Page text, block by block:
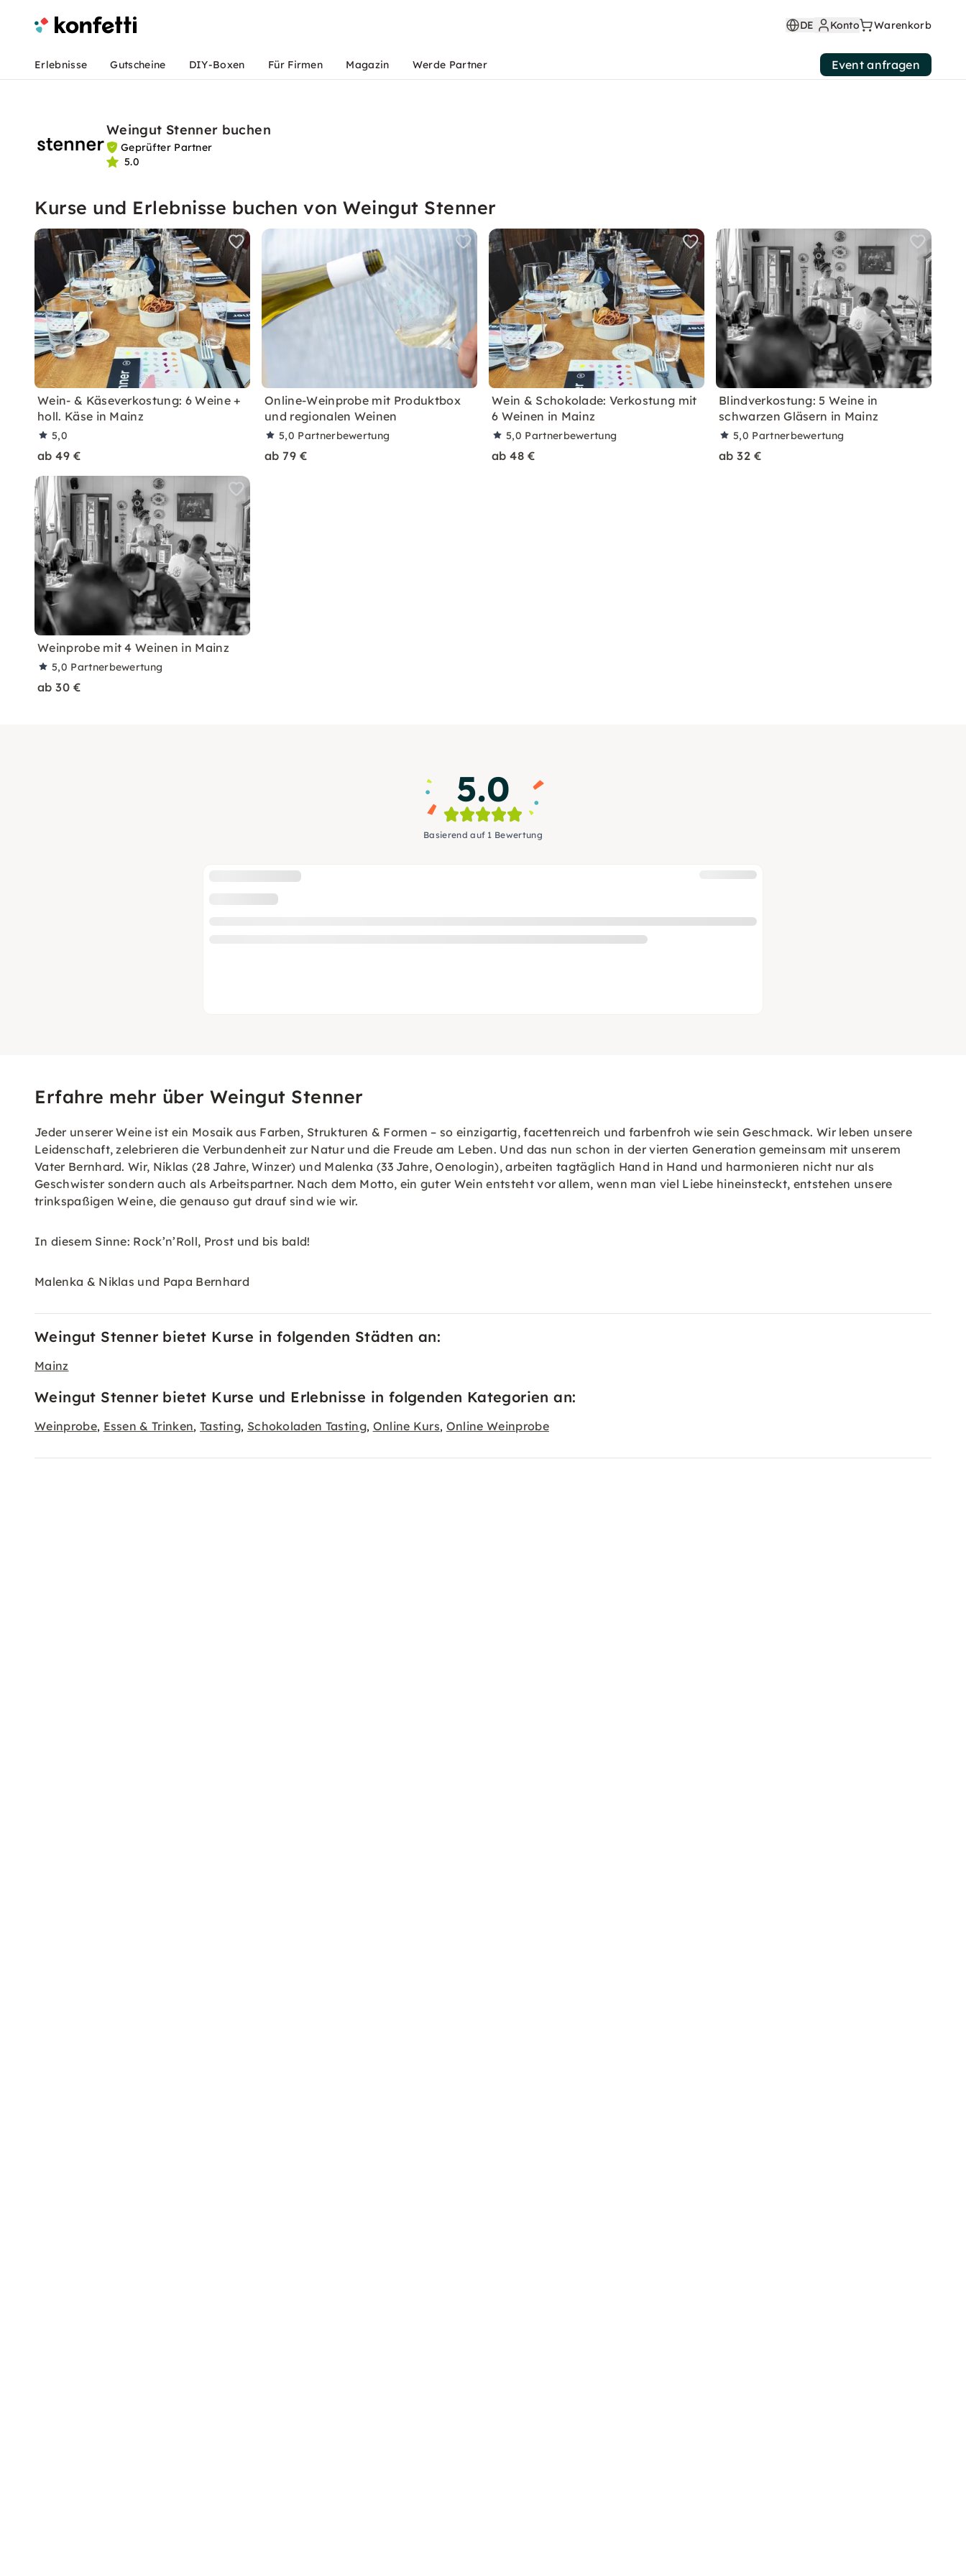
DE Konto Warenkorb
Erlebnisse Gutscheine DIY-Boxen Für Firmen Magazin Werde Partner Event anfragen
Weingut Stenner buchen
Geprüfter Partner
5.0
Kurse und Erlebnisse buchen von Weingut Stenner
Wein- & Käseverkostung: 6 Weine +
holl. Käse in Mainz
5,0
ab 49 €
Online-Weinprobe mit Produktbox
und regionalen Weinen
5,0 Partnerbewertung
ab 79 €
Wein & Schokolade: Verkostung mit
6 Weinen in Mainz
5,0 Partnerbewertung
ab 48 €
Blindverkostung: 5 Weine in
schwarzen Gläsern in Mainz
5,0 Partnerbewertung
ab 32 €
Weinprobe mit 4 Weinen in Mainz
5,0 Partnerbewertung
ab 30 €
5.0
Basierend auf 1 Bewertung
Erfahre mehr über Weingut Stenner
Jeder unserer Weine ist ein Mosaik aus Farben, Strukturen & Formen – so einzigartig, facettenreich und farbenfroh wie sein Geschmack. Wir leben unsere
Leidenschaft, zelebrieren die Verbundenheit zur Natur und die Freude am Leben. Und das nun schon in der vierten Generation gemeinsam mit unserem
Vater Bernhard. Wir, Niklas (28 Jahre, Winzer) und Malenka (33 Jahre, Oenologin), arbeiten tagtäglich Hand in Hand und harmonieren nicht nur als
Geschwister sondern auch als Arbeitspartner. Nach dem Motto, ein guter Wein entsteht vor allem, wenn man viel Liebe hineinsteckt, entstehen unsere
trinkspaßigen Weine, die genauso gut drauf sind wie wir.
In diesem Sinne: Rock’n’Roll, Prost und bis bald!
Malenka & Niklas und Papa Bernhard
Weingut Stenner bietet Kurse in folgenden Städten an:
Mainz
Weingut Stenner bietet Kurse und Erlebnisse in folgenden Kategorien an:
Weinprobe, Essen & Trinken, Tasting, Schokoladen Tasting, Online Kurs, Online Weinprobe